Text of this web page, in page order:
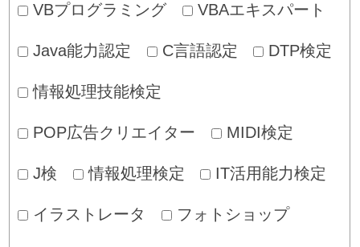
VBプログラミング VBAエキスパート
Java能力認定 C言語認定 DTP検定
情報処理技能検定
POP広告クリエイター MIDI検定
J検 情報処理検定 IT活用能力検定
イラストレータ フォトショップ